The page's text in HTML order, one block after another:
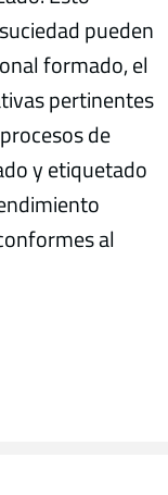
pueden
formado, el
pertinentes
de
y etiquetado
al